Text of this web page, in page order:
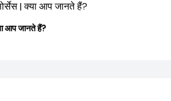
आप जानते हैं?